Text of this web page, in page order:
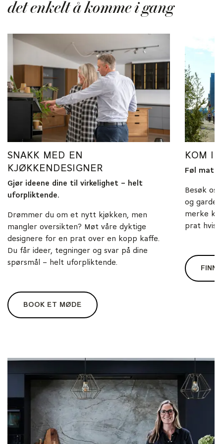
det enkelt å komme i gang
SNAKK MED EN
KJØKKENDESIGNER
Gjør ideene dine til virkelighet – helt
uforpliktende.
Drømmer du om et nytt kjøkken, men
mangler oversikten? Møt våre dyktige
designere for en prat over en kopp kaffe.
Du får ideer, tegninger og svar på dine
spørsmål – helt uforpliktende.
BOOK ET MØDE
KOM
Føl
Besøk
og
merke
prat hvis
FINN